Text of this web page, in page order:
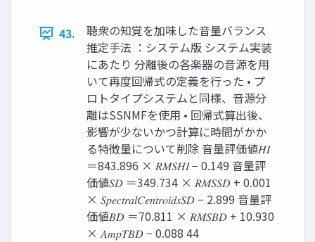
43.
聴衆の知覚を加味した音量バランス
推定手法 ：システム版 システム実装
にあたり 分離後の各楽器の音源を用
いて再度回帰式の定義を行った • プ
ロトタイプシステムと同様、音源分
離はSSNMFを使用 • 回帰式算出後、
影響が少ないかつ計算に時間がかか
る特徴量について削除 音量評価値𝐻𝐼
＝843.896 × 𝑅𝑀𝑆𝐻𝐼 − 0.149 音量評
価値𝑆𝐷 ＝349.734 × 𝑅𝑀𝑆𝑆𝐷 + 0.001
× 𝑆𝑝𝑒𝑐𝑡𝑟𝑎𝑙𝐶𝑒𝑛𝑡𝑟𝑜𝑖𝑑𝑠𝑆𝐷 − 2.899 音量評
価値𝐵𝐷 ＝70.811 × 𝑅𝑀𝑆𝐵𝐷 + 10.930
× 𝐴𝑚𝑝𝑇𝐵𝐷 − 0.088 44